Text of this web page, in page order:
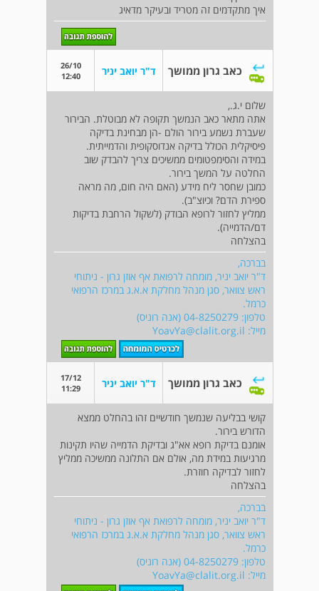
איך מתקדמים זה מטריד ובעיקר מדאיג
כאב גרון ממושך ד"ר יואב יניר
26/10
12:40
שלום י.ג.,
אתה מתאר כאב הנמשך תקופה לא מבוטלת. הבירור
שעברת נשמע בירור הולם -הן מבחינת בדיקה
פיסיקלית הכולל בדיקה אנדוסקופית והדמייתית.
במידה והסימפטומים ממשיכים צריך להבדק שוב
החלטה על המשך בירור.
כמובן שחסר ליח מידע (האם היה חום, מה מראה
ספירת הדם? וכיוצ"ב).
ממליץ לחזור לרופא הבודק (לשקול הרחבת בדיקות
דם/הדמייה).
בהצלחה
בברכה,
ד"ר יואב יניר, מומחה לרפואת אף אוזן גרון - ניתוחי
ראש צוואר, סגן מנהל מחלקת א.א.ג במרכז הרפואי
כרמל.
טלפון: 04-8250279 (אנה רוניס)
מייל: YoavYa@clalit.org.il
כאב גרון ממושך ד"ר יואב יניר
17/12
11:29
קושי בבליעה שנמשך חודשיים זהו בהחלט ממצא
הדורש בירור.
אומנם בדיקת רופא אא"ג ובדיקת הדמייה שהיו תקינות
מרגיעות במידת מה, אולם אם התלונה ממשיכה ממליץ
לחזור לבדיקה חוזרת.
בהצלחה
בברכה,
ד"ר יואב יניר, מומחה לרפואת אף אוזן גרון - ניתוחי
ראש צוואר, סגן מנהל מחלקת א.א.ג במרכז הרפואי
כרמל.
טלפון: 04-8250279 (אנה רוניס)
מייל: YoavYa@clalit.org.il